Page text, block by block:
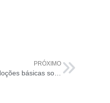
PRÓXIMO
Noções básicas sobre a ASL – Application Service Library